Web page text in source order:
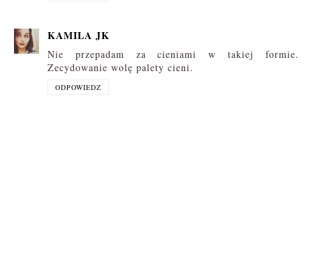
KAMILA JK
Nie przepadam za cieniami w takiej formie.
Zecydowanie wolę palety cieni.
ODPOWIEDZ